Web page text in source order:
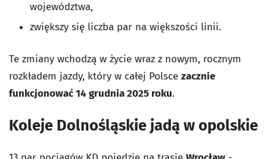
województwa,
zwiększy się liczba par na większości linii.
Te zmiany wchodzą w życie wraz z nowym, rocznym
rozkładem jazdy, który w całej Polsce zacznie
funkcjonować 14 grudnia 2025 roku.
Koleje Dolnośląskie jadą w opolskie